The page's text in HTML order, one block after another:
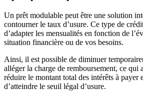
Un prêt modulable peut être une solution
contourner le taux d’usure. Ce type de
d’adapter les mensualités en fonction de
situation financière ou de vos besoins.
Ainsi, il est possible de diminuer
alléger la charge de remboursement, ce qui
réduire le montant total des intérêts à payer
d’atteindre le seuil légal d’usure.